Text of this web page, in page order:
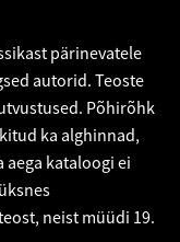
pärinevatele
autorid. Teoste
Põhirõhk
ka alghinnad,
kataloogi ei
neist müüdi 19.